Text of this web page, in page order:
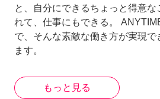
と、自分にできるちょっと得意
れて、仕事にもできる。
で、そんな素敵な働き方が実現で
ます。
もっと見る